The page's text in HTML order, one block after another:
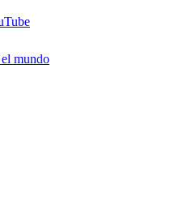
mundo